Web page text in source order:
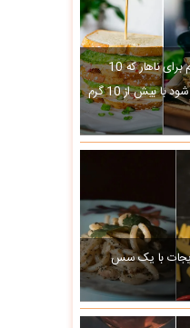
2 تا ساندویچ سالم برای ناهار که 10
دقیقه ای آماده می شود با بیش از 10 گرم
با یک سس